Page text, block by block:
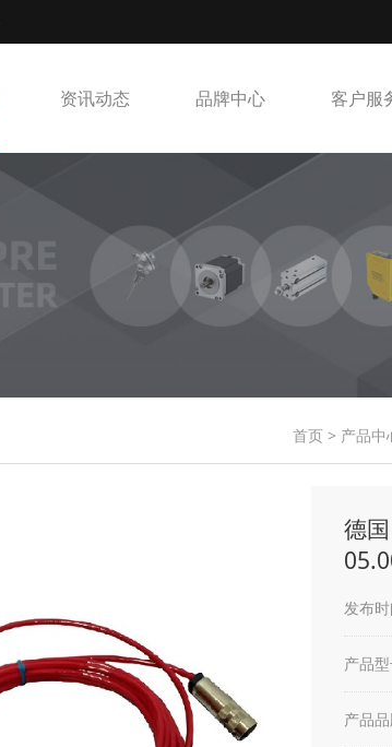
资讯动态 品牌中心 客户服
首页 > 产品中
德
发布
产品
产品